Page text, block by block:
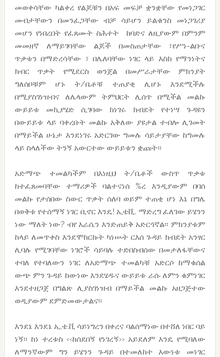
መወቀሳቸው ካልቀረ የልጆቹን በአፍ መፍቻ ቋንቋቸው የመነጋገር
መብታቸውን በመንፈጋቸው ብቻ ሳይሆን ይልቁንስ መነጋገሪያ
መሆን የነበረበት የፈጸሙት ስሕተት ከባድና ለዚያውም በምንም
መመዘኛ ለማይገባቸው ልጆች በመስጠታቸው ፣የሥነ-ልቡና
ጥቃቱን በማድረሳቸው ፣ በሌለባቸው ነገር ላይ እስከ የማንነትና
ክብር ጥቃት የሚደርስ ወንጀል በመሥራታቸው ምክንያት
ግለሰቦቹም ሆኑ ት/ቤቶቹ ተጠያቂ ሊሆኑ እንደሚችሉ
በሚያስገነዝብና ለሌላውም ትምህርት ሊሰጥ በሚችል መልኩ
ውይይቱ መኪያሄድ ሲገባው ከነገሩ ክብደት የተነሣ ጉዳዩን
በውይይቱ ላይ ባቀረቡት መልኩ አቅለው ያዩታል ተብሎ ሊገመት
በማይችል ሁኔታ እንደነገሩ አድርገው ግመሉ ሳይታያቸው ከግመሉ
ላይ ስላለችው ትንኝ አውርተው ውይይቱን ቋጩት፡፡
አድማጭ ተመልካችም በእነዚህ ት/ቤቶች ውስጥ ጥቃቱ
ከተፈጸመባቸው ተማሪዎች ባልተናነሰ %ረ እንዲያውም በባሰ
መልኩ የታሰበው ስውር ጥቃት ሰለባ ወይም ተጠቂ ሆነ እኔ በግሌ
በወቅቱ የተሰማኝ ነገር ቢኖር እንዴ! ኢቴቪ. ማድረግ ፈለገው ይሄንን
ነው ማለት ነው? ብየ እራሴን እንድጠይቅ አድርጎኛል፡፡ ምክንያቱም
ከላይ ለመጥቀስ እንደሞከርኩት ካነሡት ርእሰ ጉዳይ ክብደት አንፃር
ሊባሉ የሚገባቸው ነገሮች ሳይባሉ ተድበስብሰው በመታለፋቸውና
ተባለ የተባለውን ነገር ለአድማጭ ተመልካቹ አድርሶ ከማቁሰል
ውጭ ምን ጉዳይ ከውነው እንደሄዱና ውይይቱ ራሱ ለምን ቁምነገር
እንደተዘጋጀ በግልጽ ሊያስገነዝብ በማይችል መልኩ አዘጋጅተው
ወዲያውም ደምድመውታልና፡፡
እንደኔ እንደኔ ኢ.ቴ.ቪ ሳይነግረን በቀረና ባልሰማነው በተሸለ ነበር ባይ
ነኝ፡፡ ከነ ተረቱስ ‹‹ከሰደበኝ የነገረኝ›› አይደለም እንዴ የሚባለው
ለማንኛውም ግን ይሄንን ጉዳይ በተመለከተ እውነቱ መነገር